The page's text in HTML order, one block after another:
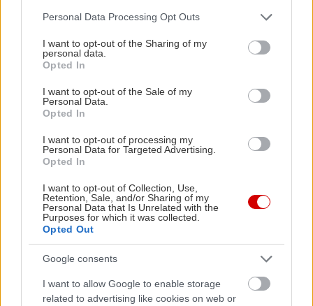
Please note that this website/app uses one or more Google
not limited to your visit or usage behaviour. You may click to
grant or deny consent to Google and its third-party tags to
use your data for below specified purposes in below Google
consent section.
Personal Data Processing Opt Outs
I want to opt-out of the Sharing of my
personal data.
Opted In
I want to opt-out of the Sale of my
Personal Data.
Opted In
I want to opt-out of processing my
Personal Data for Targeted Advertising.
Opted In
I want to opt-out of Collection, Use,
Retention, Sale, and/or Sharing of my
Personal Data that Is Unrelated with the
Purposes for which it was collected.
Opted Out
Google consents
I want to allow Google to enable storage
related to advertising like cookies on web or
λαχανικά. Συνοδεία χύμα κρασιού, ο λογαριασμός
Σαντορινιός
Δωριέων 8, τηλ: 210 3451629